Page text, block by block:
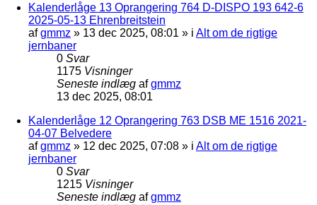
Kalenderlåge 13 Oprangering 764 D-DISPO 193 642-6
2025-05-13 Ehrenbreitstein
afgmmz » 13 dec 2025, 08:01 » i Alt om de rigtige
jernbaner
0 Svar
1175 Visninger
Seneste indlæg afgmmz
13 dec 2025, 08:01
Kalenderlåge 12 Oprangering 763 DSB ME 1516 2021-
04-07 Belvedere
afgmmz » 12 dec 2025, 07:08 » i Alt om de rigtige
jernbaner
0 Svar
1215 Visninger
Seneste indlæg afgmmz